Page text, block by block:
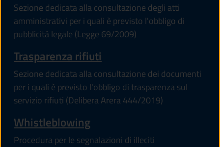
Sezione dedicata alla consultazione degli atti
amministrativi per i quali è previsto l'obbligo di
pubblicità legale (Legge 69/2009)
Trasparenza rifiuti
Sezione dedicata alla consultazione dei documenti
per i quali è previsto l'obbligo di trasparenza sul
servizio rifiuti (Delibera Arera 444/2019)
Whistleblowing
Procedura per le segnalazioni di illeciti